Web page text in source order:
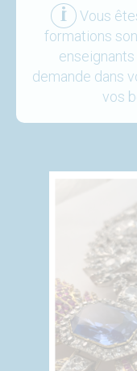
Vous
formations
demande dans
vos